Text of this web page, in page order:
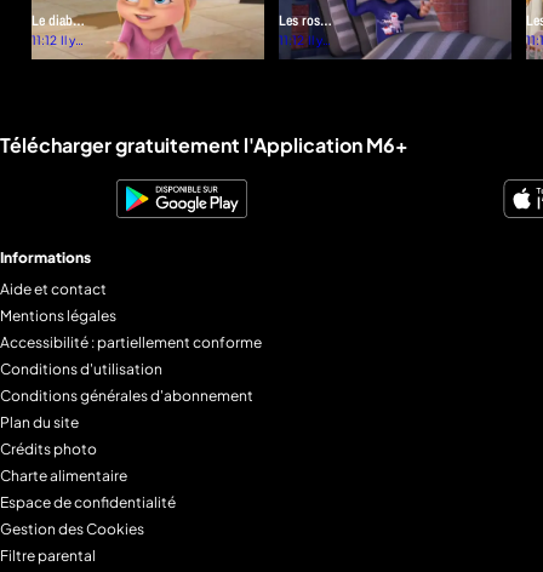
Le diable
s'habille
en
11:12 Il y a
7
Les roses
de la vie
11:12 Il y a
7
de
Liens utiles M6+.
Télécharger gratuitement l'Application M6+
Informations
Aide et contact
Mentions légales
Accessibilité : partiellement conforme
Conditions d'utilisation
Conditions générales d'abonnement
Plan du site
Crédits photo
Charte alimentaire
Espace de confidentialité
Gestion des Cookies
Filtre parental